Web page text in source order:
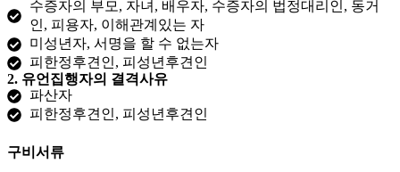
수증자의 부모, 자녀, 배우자, 수증자의 법정대리인, 동거
인, 피용자, 이해관계있는 자
미성년자, 서명을 할 수 없는자
피한정후견인, 피성년후견인
2. 유언집행자의 결격사유
파산자
피한정후견인, 피성년후견인
구비서류